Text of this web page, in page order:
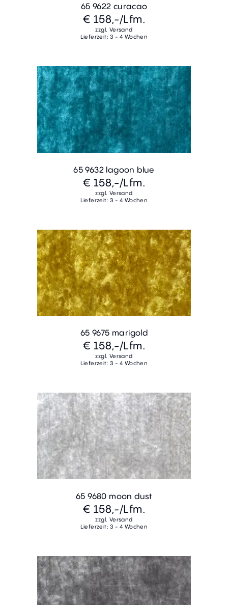
65 9622 curacao
€ 158,-/Lfm.
zzgl. Versand
Lieferzeit: 3 - 4 Wochen
65 9632 lagoon blue
€ 158,-/Lfm.
zzgl. Versand
Lieferzeit: 3 - 4 Wochen
65 9675 marigold
€ 158,-/Lfm.
zzgl. Versand
Lieferzeit: 3 - 4 Wochen
65 9680 moon dust
€ 158,-/Lfm.
zzgl. Versand
Lieferzeit: 3 - 4 Wochen